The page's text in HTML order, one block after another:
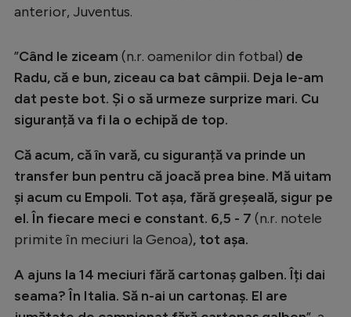
anterior, Juventus.
”Când le ziceam (n.r. oamenilor din fotbal) de
Radu, că e bun, ziceau ca bat câmpii. Deja le-am
dat peste bot. Și o să urmeze surprize mari. Cu
siguranță va fi la o echipă de top.
Că acum, că în vară, cu siguranță va prinde un
transfer bun pentru că joacă prea bine. Mă uitam
și acum cu Empoli. Tot așa, fără greșeală, sigur pe
el. În fiecare meci e constant. 6,5 - 7 (n.r. notele
primite în meciuri la Genoa), tot așa.
A ajuns la 14 meciuri fără cartonaș galben. Îți dai
seama? În Italia. Să n-ai un cartonaș. El are